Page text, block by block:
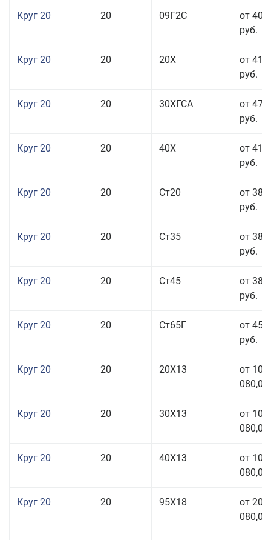
Круг 20 20 09Г2С
от 40
руб.
Круг 20 20 20Х
от 41
руб.
Круг 20 20 30ХГСА
от 47
руб.
Круг 20 20 40Х
от 41
руб.
Круг 20 20 Ст20
от 38
руб.
Круг 20 20 Ст35
от 38
руб.
Круг 20 20 Ст45
от 38
руб.
Круг 20 20 Ст65Г
от 45
руб.
Круг 20 20 20Х13
от 103
080,00
Круг 20 20 30Х13
от 103
080,00
Круг 20 20 40Х13
от 103
080,00
Круг 20 20 95Х18
от 208
080,00